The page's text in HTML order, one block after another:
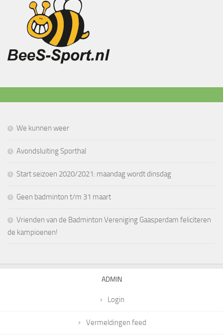
We kunnen weer
Avondsluiting Sporthal
Start seizoen 2020/2021: maandag wordt dinsdag
Geen badminton t/m 31 maart
Vrienden van de Badminton Vereniging Gaasperdam feliciteren
de kampioenen!
ADMIN
Login
Vermeldingen feed